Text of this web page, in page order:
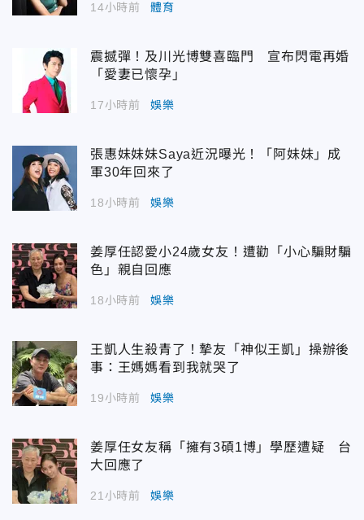
14小時前 體育
震撼彈！及川光博雙喜臨門 宣布閃電再婚
「愛妻已懷孕」
17小時前 娛樂
張惠妹妹妹Saya近況曝光！「阿妹妹」成
軍30年回來了
18小時前 娛樂
姜厚任認愛小24歲女友！遭勸「小心騙財騙
色」親自回應
18小時前 娛樂
王凱人生殺青了！摯友「神似王凱」操辦後
事：王媽媽看到我就哭了
19小時前 娛樂
姜厚任女友稱「擁有3碩1博」學歷遭疑 台
大回應了
21小時前 娛樂